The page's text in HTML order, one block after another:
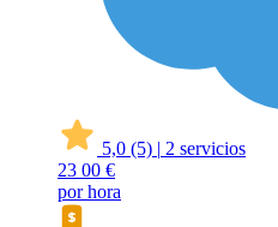
5,0 (5) | 2 servicios
23 00 €
por hora